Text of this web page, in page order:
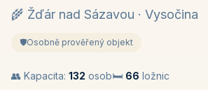
🌾 Žďár nad Sázavou · Vysočina
🛡️Osobně prověřený objekt
👥 Kapacita: 132 osob🛏️ 66 ložnic